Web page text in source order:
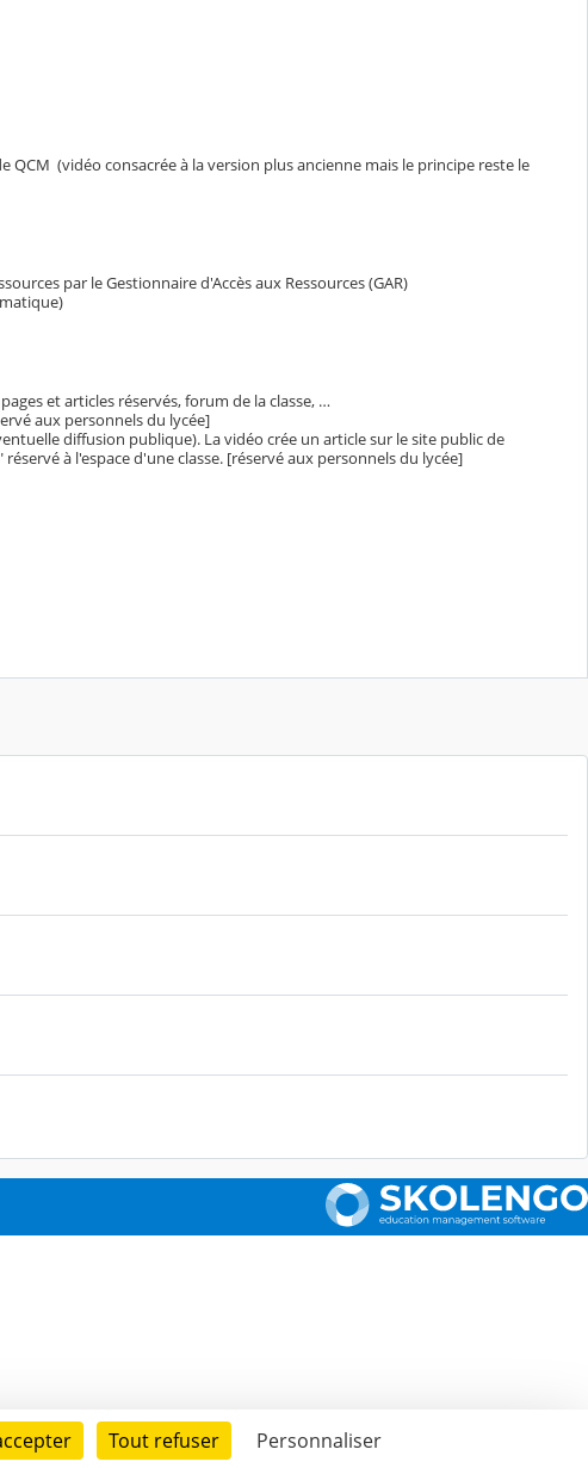
(vidéo consacrée à la version plus ancienne mais le principe reste le
par le Gestionnaire d'Accès aux Ressources (GAR)
et articles réservés, forum de la classe, …
aux personnels du lycée]
diffusion publique). La vidéo crée un article sur le site public de
à l'espace d'une classe. [réservé aux personnels du lycée]
Tout refuser Personnaliser